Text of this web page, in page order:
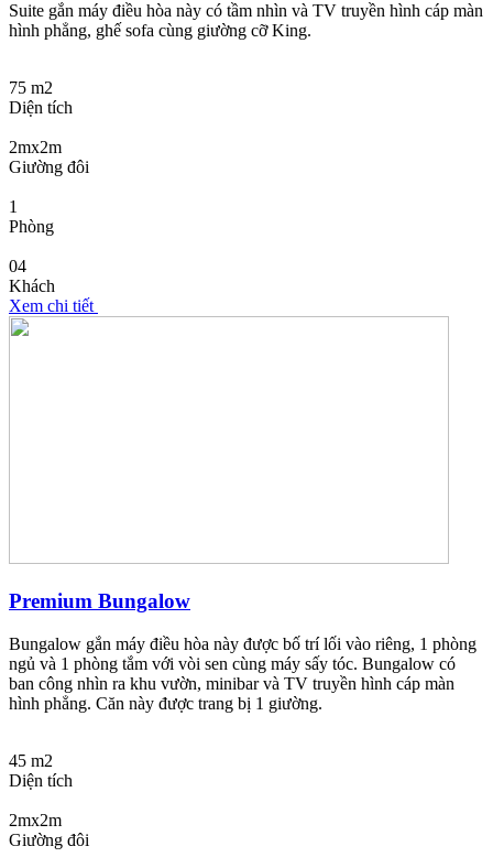
Suite gắn máy điều hòa này có tầm nhìn và TV truyền hình cáp màn
hình phẳng, ghế sofa cùng giường cỡ King.
75 m2
Diện tích
2mx2m
Giường đôi
1
Phòng
04
Khách
Xem chi tiết
Premium Bungalow
Bungalow gắn máy điều hòa này được bố trí lối vào riêng, 1 phòng
ngủ và 1 phòng tắm với vòi sen cùng máy sấy tóc. Bungalow có
ban công nhìn ra khu vườn, minibar và TV truyền hình cáp màn
hình phẳng. Căn này được trang bị 1 giường.
45 m2
Diện tích
2mx2m
Giường đôi